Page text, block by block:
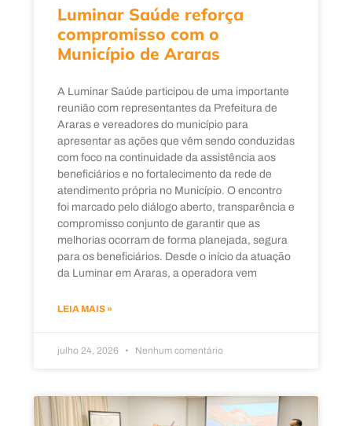
Luminar Saúde reforça
compromisso com o
Município de Araras
A Luminar Saúde participou de uma importante
reunião com representantes da Prefeitura de
Araras e vereadores do município para
apresentar as ações que vêm sendo conduzidas
com foco na continuidade da assistência aos
beneficiários e no fortalecimento da rede de
atendimento própria no Município. O encontro
foi marcado pelo diálogo aberto, transparência e
compromisso conjunto de garantir que as
melhorias ocorram de forma planejada, segura
para os beneficiários. Desde o início da atuação
da Luminar em Araras, a operadora vem
LEIA MAIS »
julho 24, 2026 Nenhum comentário